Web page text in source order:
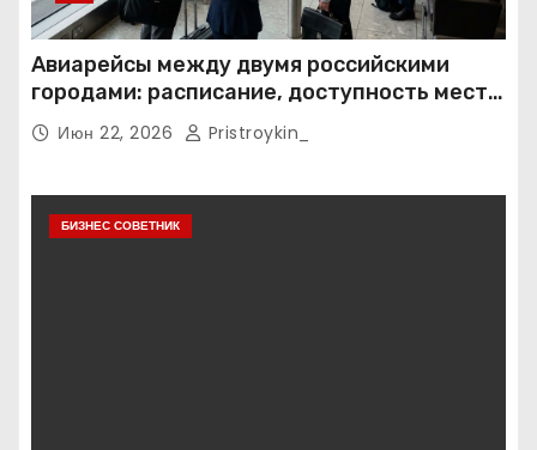
Авиарейсы между двумя российскими
городами: расписание, доступность мест и
тарифные условия
Июн 22, 2026 Pristroykin_
БИЗНЕС СОВЕТНИК